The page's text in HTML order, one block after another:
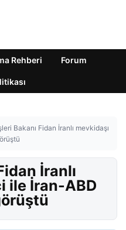
Rehberi Forum
Bakanı Fidan İranlı mevkidaşı
İranlı
ile İran-ABD